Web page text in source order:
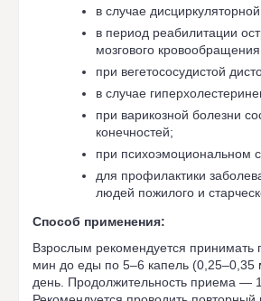
в случае
в период реабилитации
мозгового
при вегетососудистой
в случае
при варикозной болезни
конечностей;
при психоэмоциональном
для профилактики
людей пожилого и
Способ применения:
Взрослым рекомендуется принимать
мин до еды по 5–6 капель (0,25–0,35
день. Продолжительность приема —